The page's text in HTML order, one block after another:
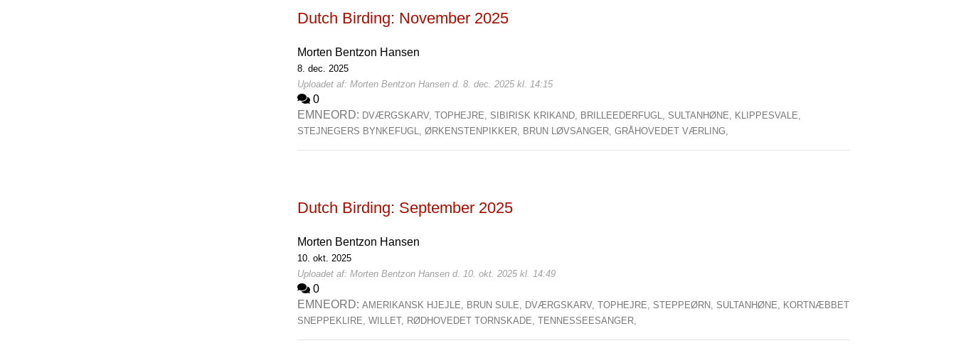
Dutch Birding: November 2025
Morten Bentzon Hansen
8. dec. 2025
Uploadet af: Morten Bentzon Hansen d. 8. dec. 2025 kl. 14:15
0
EMNEORD: DVÆRGSKARV,TOPHEJRE, SIBIRISK KRIKAND, BRILLEEDERFUGL, SULTANHØNE, KLIPPESVALE,
STEJNEGERS BYNKEFUGL,ØRKENSTENPIKKER, BRUN LØVSANGER,GRÅHOVEDET VÆRLING,
Dutch Birding: September 2025
Morten Bentzon Hansen
10. okt. 2025
Uploadet af: Morten Bentzon Hansen d. 10. okt. 2025 kl. 14:49
0
EMNEORD:AMERIKANSK HJEJLE, BRUN SULE, DVÆRGSKARV,TOPHEJRE, STEPPEØRN, SULTANHØNE, KORTNÆBBET
SNEPPEKLIRE,WILLET, RØDHOVEDET TORNSKADE,TENNESSEESANGER,